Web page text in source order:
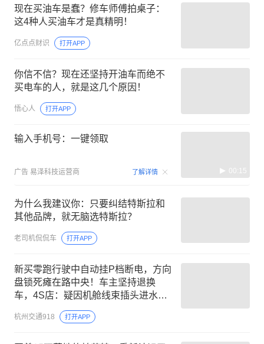
现在买油车是蠢？修车师傅拍桌子：
这4种人买油车才是真精明！
亿点点财识 打开APP
你信不信？现在还坚持开油车而绝不
买电车的人，就是这几个原因！
悟心人 打开APP
输入手机号：一键领取
广告 易泽科技运营商 了解详情 00:15
为什么我建议你：只要纠结特斯拉和
其他品牌，就无脑选特斯拉？
老司机侃侃车 打开APP
新买零跑行驶中自动挂P档断电，方向
盘锁死瘫在路中央！车主坚持退换
车，4S店：疑因机舱线束插头进水导
杭州交通918 打开APP